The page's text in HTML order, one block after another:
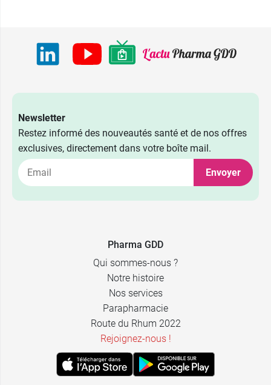
0,11 € LCH
Comed
Newsletter
Restez informé des nouveautés santé et de nos offres
exclusives, directement dans votre boîte mail.
Envoyer
Pharma GDD
Qui sommes-nous ?
Notre histoire
Nos services
Parapharmacie
Route du Rhum 2022
Rejoignez-nous !